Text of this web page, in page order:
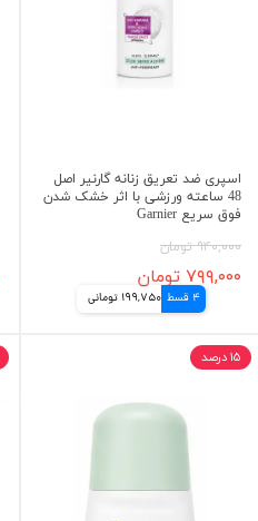
اسپری ضد تعریق زنانه گارنیر اصل
48 ساعته ورزشی با اثر خشک شدن
فوق سریع Garnier
۹۴۰,۰۰۰ تومان
۷۹۹,۰۰۰ تومان
4 قسط 199,750 تومانی
۱۵ درصد